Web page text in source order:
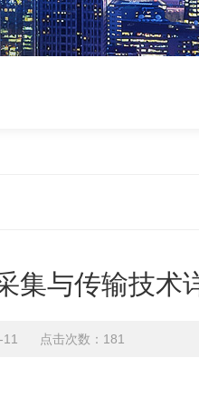
集与传输技术
11 点击次数：181